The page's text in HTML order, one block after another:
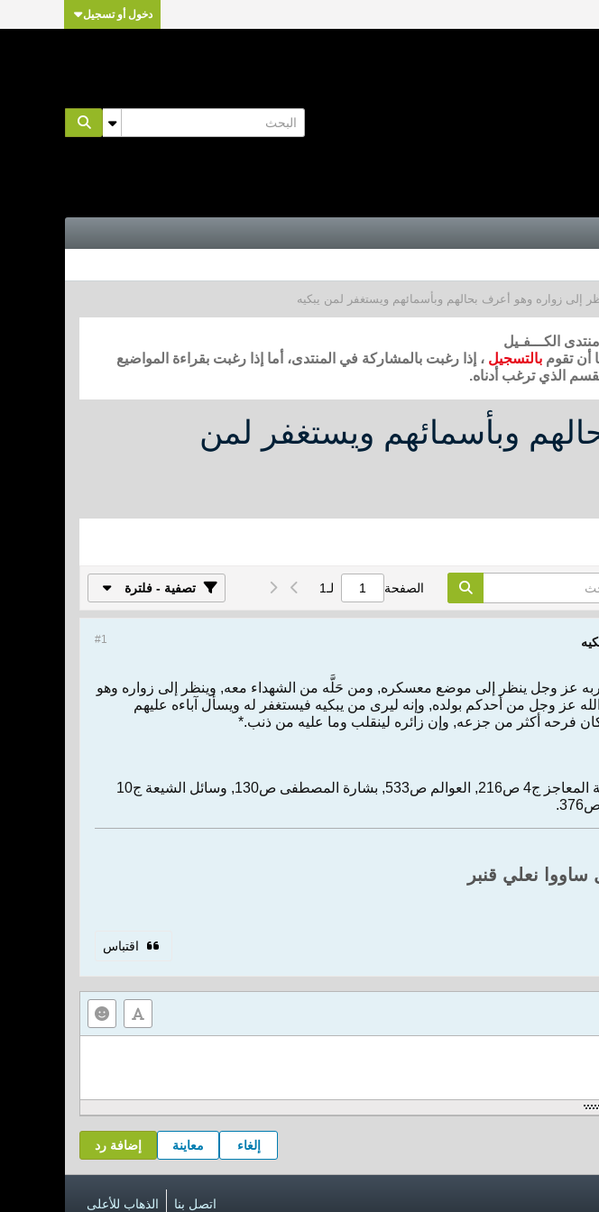
دخول أو تسجيل
إلى زواره وهو أعرف بحالهم وبأسمائهم ويستغفر لمن يبكيه
الكـــفـيل
أن تقوم بالتسجيل ، إذا رغبت بالمشاركة في المنتدى، أما إذا رغبت بقراءة المواضيع
الذي ترغب أدناه.
وبأسمائهم ويستغفر لمن
الصفحة لـ1 تصفية - فلترة
#1
عز وجل ينظر إلى موضع معسكره, ومن حَلَّه من الشهداء معه, وينظر إلى زواره وهو
عز وجل من أحدكم بولده, وإنه ليرى من يبكيه فيستغفر له ويسأل آباءه عليهم
فرحه أكثر من جزعه, وإن زائره لينقلب وما عليه من ذنب.*
الأمالي للطوسي ص54, عنه البحار ج44 ص281/ ج98 ص64, مدينة المعاجز ج4 ص216, العوالم ص533, بشارة المصطفى ص130, وسائل الشيعة ج10
نعلي قنبر
اقتباس
إضافة رد معاينة إلغاء
اتصل بنا الذهاب للأعلى